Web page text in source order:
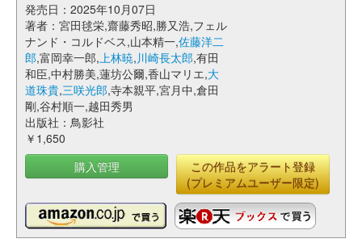
発売日：2025年10月07日
著者：宮田毬栄,齋藤秀昭,勝又浩,フェル
ナンド・コルドベス,山本精一,佐藤洋二
郎,富岡幸一郎,上林暁,川崎長太郎,有田
和臣,中村勝美,蓮坊公爾,香山マリエ,大
道珠貴,三咲光郎,寺本親平,宮月中,倉田
剛,谷村順一,越田秀男
出版社：鳥影社
￥1,650
購入管理
この作品をアラート登録
(プレミアムユーザー限定)